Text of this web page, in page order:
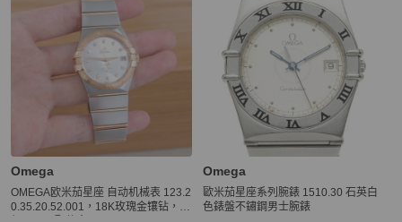
Omega
OMEGA欧米茄星座 自动机械表 123.2
0.35.20.52.001，18K玫瑰金镶钻，表
Omega
歐米茄星座系列腕錶 1510.30 石英白
色錶盤不鏽鋼男士腕錶